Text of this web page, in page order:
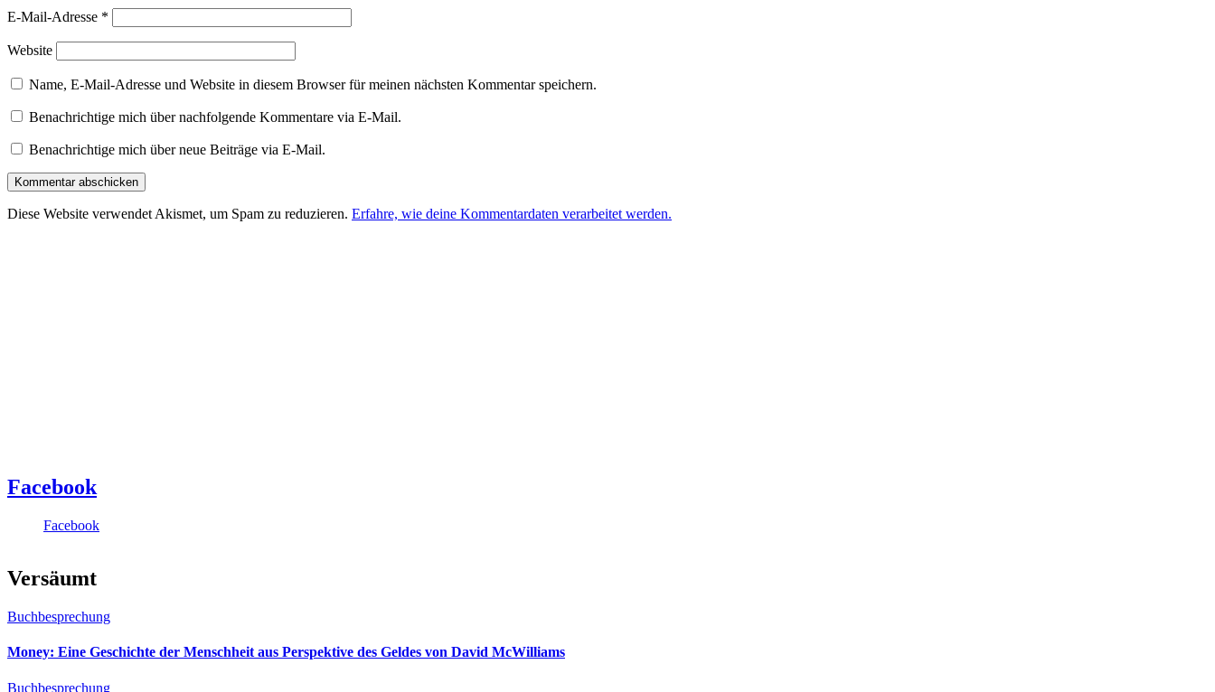
E-Mail-Adresse *
Website
Name, E-Mail-Adresse und Website in diesem Browser für meinen nächsten Kommentar speichern.
Benachrichtige mich über nachfolgende Kommentare via E-Mail.
Benachrichtige mich über neue Beiträge via E-Mail.
Diese Website verwendet Akismet, um Spam zu reduzieren. Erfahre, wie deine Kommentardaten verarbeitet werden.
Facebook
Facebook
Versäumt
Buchbesprechung
Money: Eine Geschichte der Menschheit aus Perspektive des Geldes von David McWilliams
Buchbesprechung